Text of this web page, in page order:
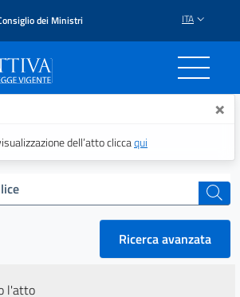
dei Ministri ITA
- Il portale ×
dell’atto cliccaqui
cerca
Ricerca avanzata
l'atto